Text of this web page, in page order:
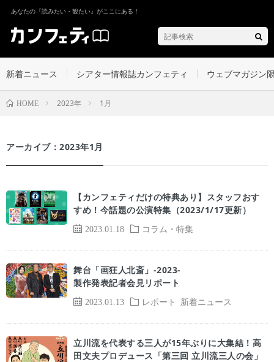
あなたの『読みたい・観たい』がここにある！
新着ニュース シアター情報誌カンフェティ ウェブマガジン
HOME 2023年 1月
アーカイブ：2023年1月
2023.01.18 コラム・特集
【カンフェティだけの特典あり】スタッフおす
すめ！今話題の公演特集（2023/1/17更新）
2023.01.13 レポート 新着ニュース
舞台「画狂人北斎」-2023-
製作発表記者会見リポート
立川流を代表する三人が15年ぶりに大集結！高
田文夫プロデュース「第三回 立川流三人の会」